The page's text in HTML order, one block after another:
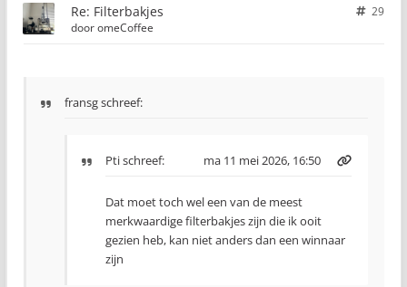
Re: Filterbakjes
29
dooromeCoffee
fransg schreef:
Ptischreef: ma 11 mei 2026, 16:50
Dat moet toch wel een van de meest
merkwaardige filterbakjes zijn die ik ooit
gezien heb, kan niet anders dan een winnaar
zijn